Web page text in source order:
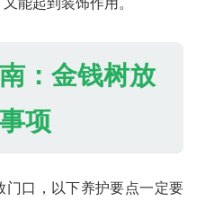
：金钱树放
项
口，以下养护要点一定要